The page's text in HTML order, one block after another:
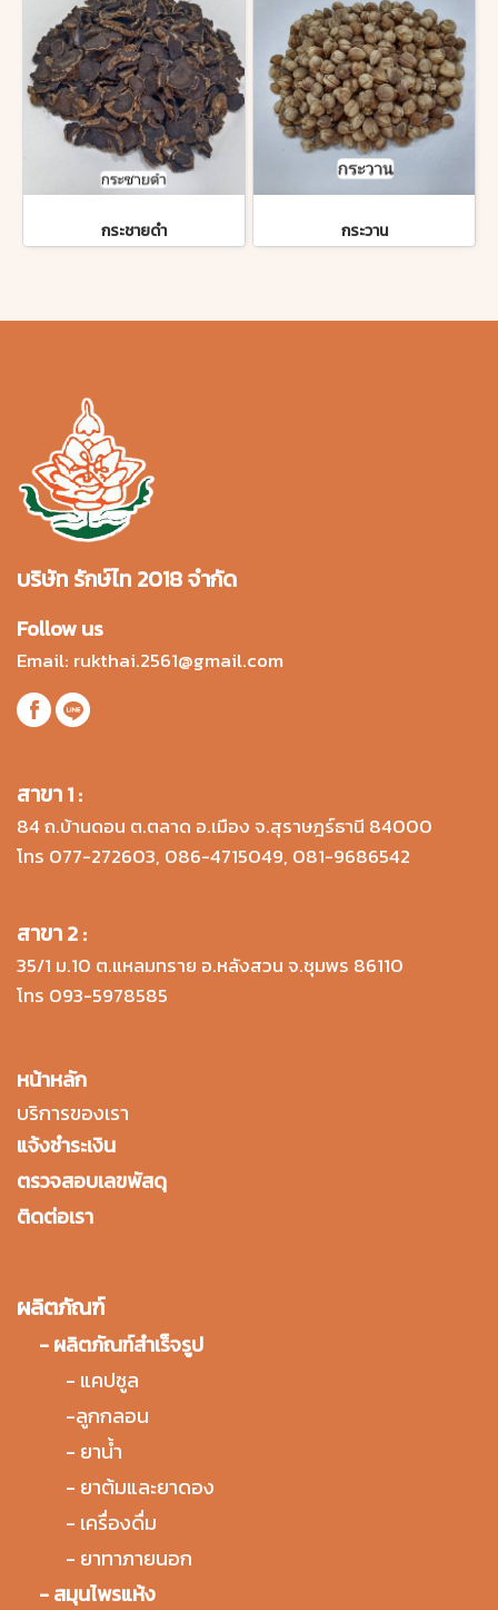
กระชายดำ กระวาน
บริษัท รักษ์ไท 2018 จำกัด
Follow us
Email: rukthai.2561@gmail.com
สาขา 1 :
84 ถ.บ้านดอน ต.ตลาด อ.เมือง จ.สุราษฎร์ธานี 84000
โทร 077-272603, 086-4715049, 081-9686542
สาขา 2 :
35/1 ม.10 ต.แหลมทราย อ.หลังสวน จ.ชุมพร 86110
โทร 093-5978585
หน้าหลัก
บริการของเรา
แจ้งชำระเงิน
ตรวจสอบเลขพัสดุ
ติดต่อเรา
ผลิตภัณฑ์
-ผลิตภัณฑ์สำเร็จรูป
- แคปซูล
-ลูกกลอน
- ยาน้ำ
- ยาต้มและยาดอง
- เครื่องดื่ม
- ยาทาภายนอก
-สมุนไพรแห้ง